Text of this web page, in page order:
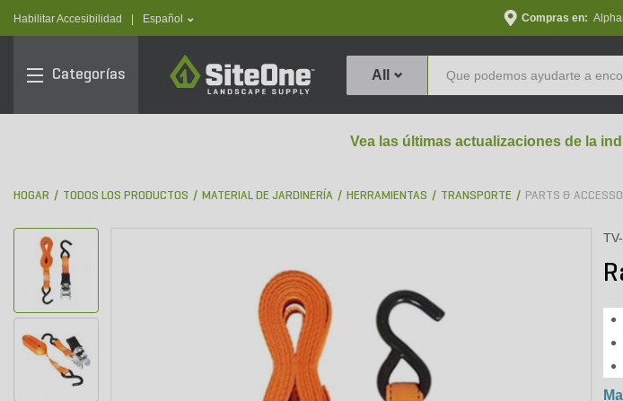
Habilitar Accesibilidad text.language
Español Compras en:
Categorías
SiteOne
All
Vea las últimas actualizaciones de la
HOGAR TODOS LOS PRODUCTOS MATERIAL DE JARDINERÍA HERRAMIENTAS TRANSPORTE PARTS &